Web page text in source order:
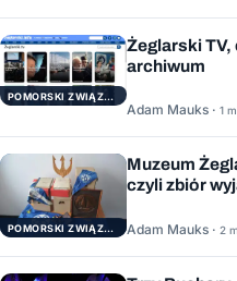
POMORSKI ZWIĄZEK ŻEGLARSKI
Żeglarski TV,
archiwum
Adam Mauks · 1
POMORSKI ZWIĄZEK ŻEGLARSKI
Muzeum
czyli zbiór
Adam Mauks · 2